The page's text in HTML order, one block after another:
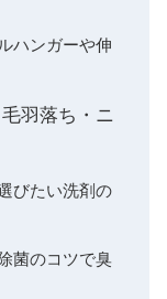
ハンガーや伸
羽落ち・ニ
びたい洗剤の
菌のコツで臭